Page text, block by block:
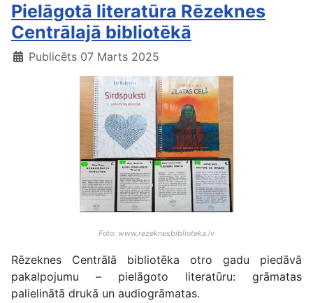
Pielāgotā literatūra Rēzeknes
Centrālajā bibliotēkā
Publicēts 07 Marts 2025
Foto: www.rezeknesbiblioteka.lv
Rēzeknes Centrālā bibliotēka otro gadu piedāvā
pakalpojumu – pielāgoto literatūru: grāmatas
palielinātā drukā un audiogrāmatas.